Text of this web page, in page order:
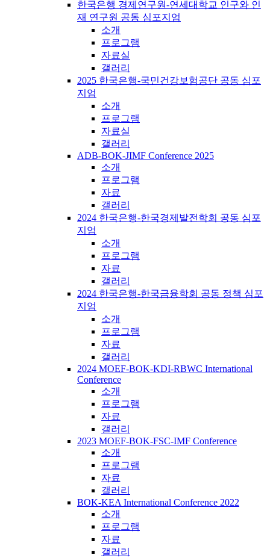
한국은행 경제연구원-연세대학교 인구와 인
재 연구원 공동 심포지엄
소개
프로그램
자료실
갤러리
2025 한국은행-국민건강보험공단 공동 심포
지엄
소개
프로그램
자료실
갤러리
ADB-BOK-JIMF Conference 2025
소개
프로그램
자료
갤러리
2024 한국은행-한국경제발전학회 공동 심포
지엄
소개
프로그램
자료
갤러리
2024 한국은행-한국금융학회 공동 정책 심포
지엄
소개
프로그램
자료
갤러리
2024 MOEF-BOK-KDI-RBWC International
Conference
소개
프로그램
자료
갤러리
2023 MOEF-BOK-FSC-IMF Conference
소개
프로그램
자료
갤러리
BOK-KEA International Conference 2022
소개
프로그램
자료
갤러리